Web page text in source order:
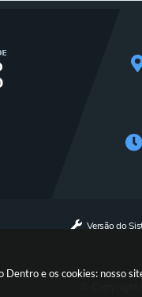
e os cookies: nosso
Versão do